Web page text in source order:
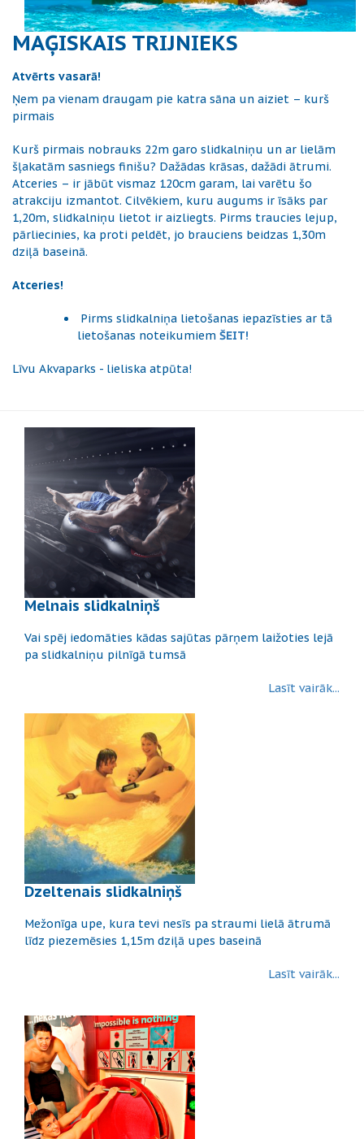
MAĢISKAIS TRIJNIEKS
Atvērts vasarā!
Ņem pa vienam draugam pie katra sāna un aiziet – kurš
pirmais
Kurš pirmais nobrauks 22m garo slidkalniņu un ar lielām
šļakatām sasniegs finišu? Dažādas krāsas, dažādi ātrumi.
Atceries – ir jābūt vismaz 120cm garam, lai varētu šo
atrakciju izmantot. Cilvēkiem, kuru augums ir īsāks par
1,20m, slidkalniņu lietot ir aizliegts. Pirms traucies lejup,
pārliecinies, ka proti peldēt, jo brauciens beidzas 1,30m
dziļā baseinā.
Atceries!
Pirms slidkalniņa lietošanas iepazīsties ar tā
lietošanas noteikumiem ŠEIT!
Līvu Akvaparks - lieliska atpūta!
Melnais slidkalniņš
Vai spēj iedomāties kādas sajūtas pārņem laižoties lejā
pa slidkalniņu pilnīgā tumsā
Lasīt vairāk...
Dzeltenais slidkalniņš
Mežonīga upe, kura tevi nesīs pa straumi lielā ātrumā
līdz piezemēsies 1,15m dziļā upes baseinā
Lasīt vairāk...